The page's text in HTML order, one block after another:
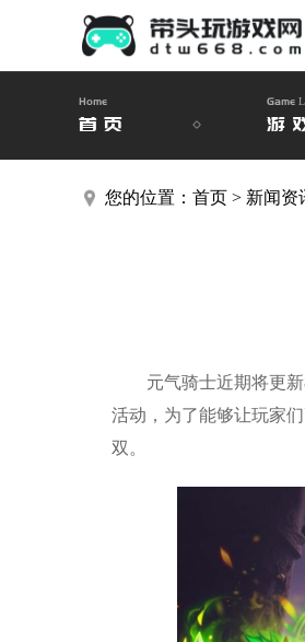
Home
首页
Game
游
您的位置： 首页 > 新闻资
元气骑士近期将更新
活动，为了能够让玩家
双。